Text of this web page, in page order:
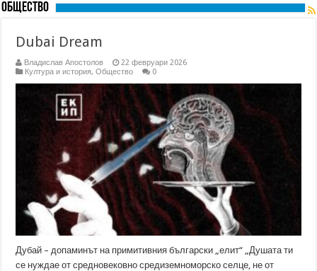
Общество
Dubai Dream
Владислав Апостолов
22 февруари 2026
Култура и история,Общество 0
Дубай – допаминът на примитивния български „елит“ „Душата ти
се нуждае от средновековно средиземноморско селце, не от